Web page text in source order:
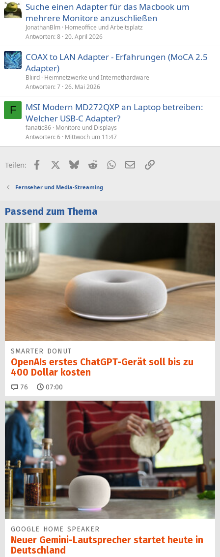
Suche einen Adapter für das Macbook um
mehrere Monitore anzuschließen
JonathanBlm Homeoffice und Arbeitsplatz
Antworten 8 20. April 2026
COAX to LAN Adapter - Erfahrungen (MoCA 2.5
Adapter)
Bliird Heimnetzwerke und Internethardware
Antworten 7 26. Mai 2026
F
MSI Modern MD272QXP an Laptop betreiben:
Welcher USB-C Adapter?
fanatic86 Monitore und Displays
Antworten 6 Mittwoch um 11:47
Teilen: FacebookX (Twitter)
BlueskyRedditWhatsApp
E-MailLink
Fernseher und Media-Streaming
Passend zum Thema
SMARTER DONUT
OpenAIs erstes ChatGPT-Gerät soll bis zu
400 Dollar kosten
76 Kommentare
07:00
GOOGLE HOME SPEAKER
Neuer Gemini-Laut­spre­cher startet heu­te in
Deutschland